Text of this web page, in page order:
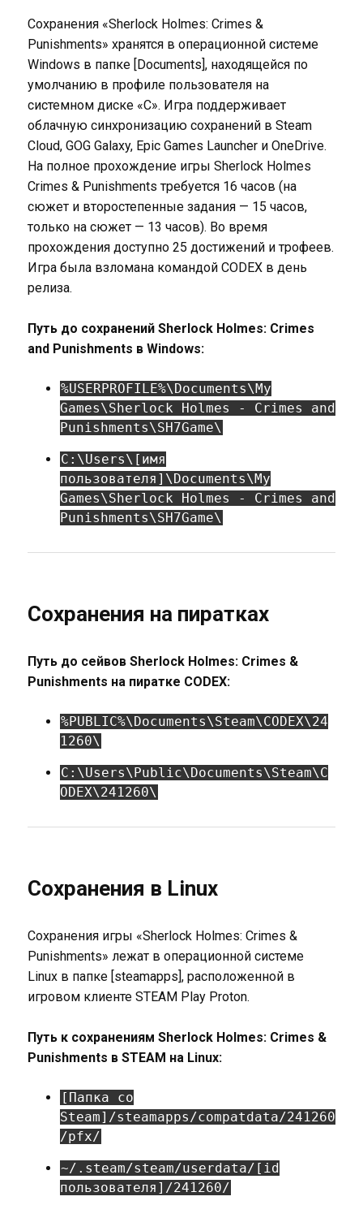
Сохранения «Sherlock Holmes: Crimes &
Punishments» хранятся в операционной системе
Windows в папке [Documents], находящейся по
умолчанию в профиле пользователя на
системном диске «C». Игра поддерживает
облачную синхронизацию сохранений в Steam
Cloud, GOG Galaxy, Epic Games Launcher и OneDrive.
На полное прохождение игры Sherlock Holmes
Crimes & Punishments требуется 16 часов (на
сюжет и второстепенные задания — 15 часов,
только на сюжет — 13 часов). Во время
прохождения доступно 25 достижений и трофеев.
Игра была взломана командой CODEX в день
релиза.
Путь до сохранений Sherlock Holmes: Crimes
and Punishments в Windows:
%USERPROFILE%\Documents\My
Games\Sherlock Holmes - Crimes and
Punishments\SH7Game\
C:\Users\[имя
пользователя]\Documents\My
Games\Sherlock Holmes - Crimes and
Punishments\SH7Game\
Сохранения на пиратках
Путь до сейвов Sherlock Holmes: Crimes &
Punishments на пиратке CODEX:
%PUBLIC%\Documents\Steam\CODEX\24
1260\
C:\Users\Public\Documents\Steam\C
ODEX\241260\
Сохранения в Linux
Сохранения игры «Sherlock Holmes: Crimes &
Punishments» лежат в операционной системе
Linux в папке [steamapps], расположенной в
игровом клиенте STEAM Play Proton.
Путь к сохранениям Sherlock Holmes: Crimes &
Punishments в STEAM на Linux:
[Папка со
Steam]/steamapps/compatdata/241260
/pfx/
~/.steam/steam/userdata/[id
пользователя]/241260/